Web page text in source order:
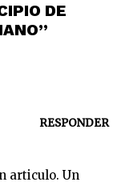
DE
RESPONDER
articulo. Un